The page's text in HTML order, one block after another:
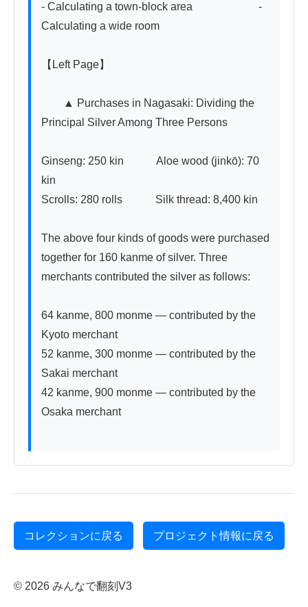
- Calculating a town-block area　　　　　　-
Calculating a wide room
【Left Page】
▲ Purchases in Nagasaki: Dividing the
Principal Silver Among Three Persons
Ginseng: 250 kin　　　Aloe wood (jinkō): 70
kin
Scrolls: 280 rolls　　　Silk thread: 8,400 kin
The above four kinds of goods were purchased
together for 160 kanme of silver. Three
merchants contributed the silver as follows:
64 kanme, 800 monme — contributed by the
Kyoto merchant
52 kanme, 300 monme — contributed by the
Sakai merchant
42 kanme, 900 monme — contributed by the
Osaka merchant
コレクションに戻る プロジェクト情報に戻る
© 2026 みんなで翻刻V3